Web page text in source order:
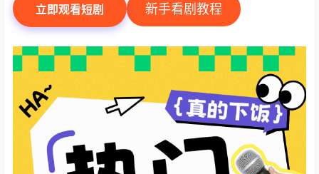
立即观看短剧 新手看剧教程